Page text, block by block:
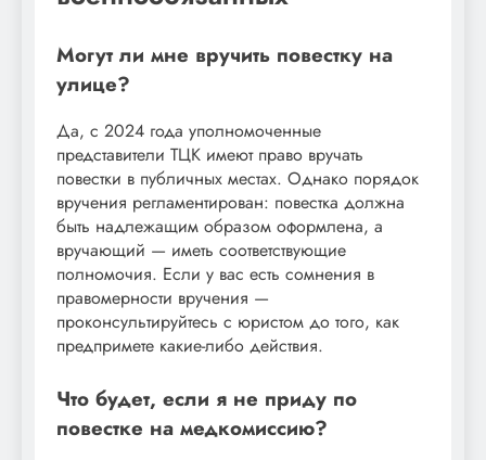
Могут ли мне вручить повестку на
улице?
Да, с 2024 года уполномоченные
представители ТЦК имеют право вручать
повестки в публичных местах. Однако порядок
вручения регламентирован: повестка должна
быть надлежащим образом оформлена, а
вручающий — иметь соответствующие
полномочия. Если у вас есть сомнения в
правомерности вручения —
проконсультируйтесь с юристом до того, как
предпримете какие-либо действия.
Что будет, если я не приду по
повестке на медкомиссию?